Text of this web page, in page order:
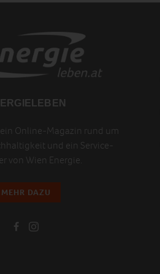
Online-Magazin rund um
und ein Service-
von Wien Energie.
MEHR DAZU